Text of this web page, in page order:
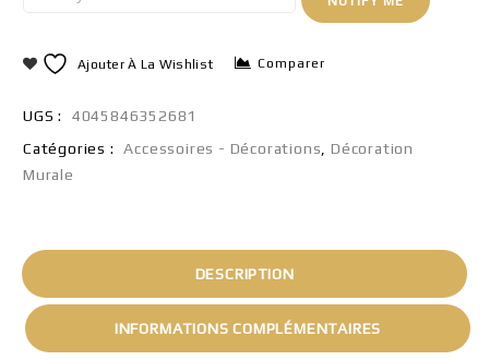
Ajouter À La Wishlist Comparer
UGS :
4045846352681
Catégories :
Accessoires - Décorations ,Décoration
Murale
DESCRIPTION
INFORMATIONS COMPLÉMENTAIRES